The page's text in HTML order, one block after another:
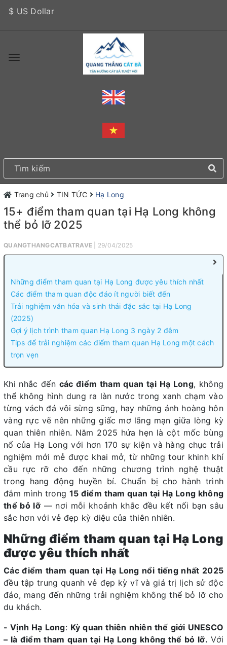
$ US Dollar
Trang chủ TIN TỨC Hạ Long
15+ điểm tham quan tại Hạ Long không
thể bỏ lỡ 2025
QUANGTHANGCATBATRAVE | 29/04/2025
Những điểm tham quan tại Hạ Long được yêu thích nhất
Các điểm tham quan độc đáo ít người biết đến
Trải nghiệm văn hóa và sinh thái đặc sắc tại Hạ Long
(2025)
Gợi ý lịch trình tham quan Hạ Long 3 ngày 2 đêm
Tips để trải nghiệm các điểm tham quan Hạ Long một cách
trọn vẹn
Khi nhắc đến các điểm tham quan tại Hạ Long, không
thể không hình dung ra làn nước trong xanh chạm vào
từng vách đá vôi sừng sững, hay những ánh hoàng hôn
vàng rực vẽ nên những giấc mơ lãng mạn giữa lòng kỳ
quan thiên nhiên. Năm 2025 hứa hẹn là cột mốc bùng
nổ của Hạ Long với hơn 170 sự kiện và hàng chục trải
nghiệm mới mẻ được khai mở, từ những tour khinh khí
cầu rực rỡ cho đến những chương trình nghệ thuật
trong hang động huyền bí. Chuẩn bị cho hành trình
đắm mình trong 15 điểm tham quan tại Hạ Long không
thể bỏ lỡ— nơi mỗi khoảnh khắc đều kết nối bạn sâu
sắc hơn với vẻ đẹp kỳ diệu của thiên nhiên.
Những điểm tham quan tại Hạ Long
được yêu thích nhất
Các điểm tham quan tại Hạ Long nổi tiếng nhất 2025
đều tập trung quanh vẻ đẹp kỳ vĩ và giá trị lịch sử độc
đáo, mang đến những trải nghiệm không thể bỏ lỡ cho
du khách.
- Vịnh Hạ Long: Kỳ quan thiên nhiên thế giới UNESCO
– là điểm tham quan tại Hạ Long không thể bỏ lỡ. Với